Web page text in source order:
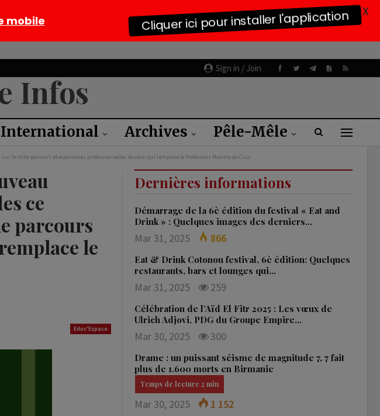
Sign in / Join
International Archives Pêle-Mêle
sur le riche parcours et expériences professionnelles de celui qui remplace le Professeur Maxime da Cruz
ce
parcours
le
Educ'Espace
Dernières informations
Démarrage de la 6è édition du festival « Eat and
Drink » : Quelques images des derniers…
Mar 31, 2025 866
Eat & Drink Cotonou festival, 6è édition: Quelques
restaurants, bars et lounges qui…
Mar 31, 2025 259
Célébration de l’Aïd El Fitr 2025 : Les vœux de
Ulrich Adjovi, PDG du Groupe Empire…
Mar 30, 2025 300
Drame : un puissant séisme de magnitude 7, 7 fait
plus de 1.600 morts en Birmanie
Mar 30, 2025 1 152
mobile Cliquer ici pour installer l'application
X